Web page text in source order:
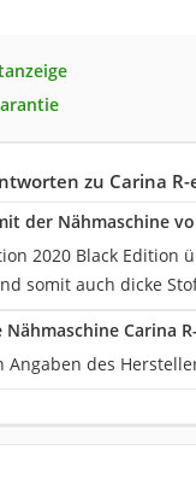
zu Carina
der Nähmaschine
2020 Black Edition
somit auch dicke
Carina
Angaben des